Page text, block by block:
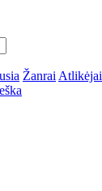
Žanrai Atlikėjai